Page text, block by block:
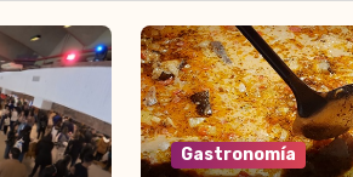
Gastronomía